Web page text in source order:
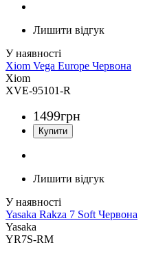
Лишити відгук
Xiom Vega Europe Червона
Xiom
XVE-95101-R
1499грн
Лишити відгук
Yasaka Rakza 7 Soft Червона
Yasaka
YR7S-RM